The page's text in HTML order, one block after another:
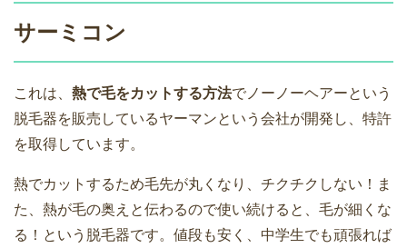
サーミコン
これは、 熱で毛をカットする方法でノーノーヘアーという
脱毛器を販売しているヤーマンという会社が開発し、特許
を取得しています。
熱でカットするため毛先が丸くなり、チクチクしない！ま
た、熱が毛の奥えと伝わるので使い続けると、毛が細くな
る！という脱毛器です。値段も安く、中学生でも頑張れば